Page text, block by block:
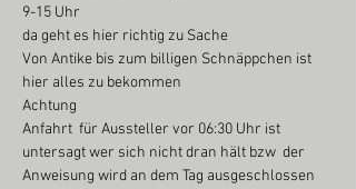
9-15 Uhr
da geht es hier richtig zu Sache
Von Antike bis zum billigen Schnäppchen ist
hier alles zu bekommen
Achtung
Anfahrt  für Aussteller vor 06:30 Uhr ist
untersagt wer sich nicht dran hält bzw  der
Anweisung wird an dem Tag ausgeschlossen